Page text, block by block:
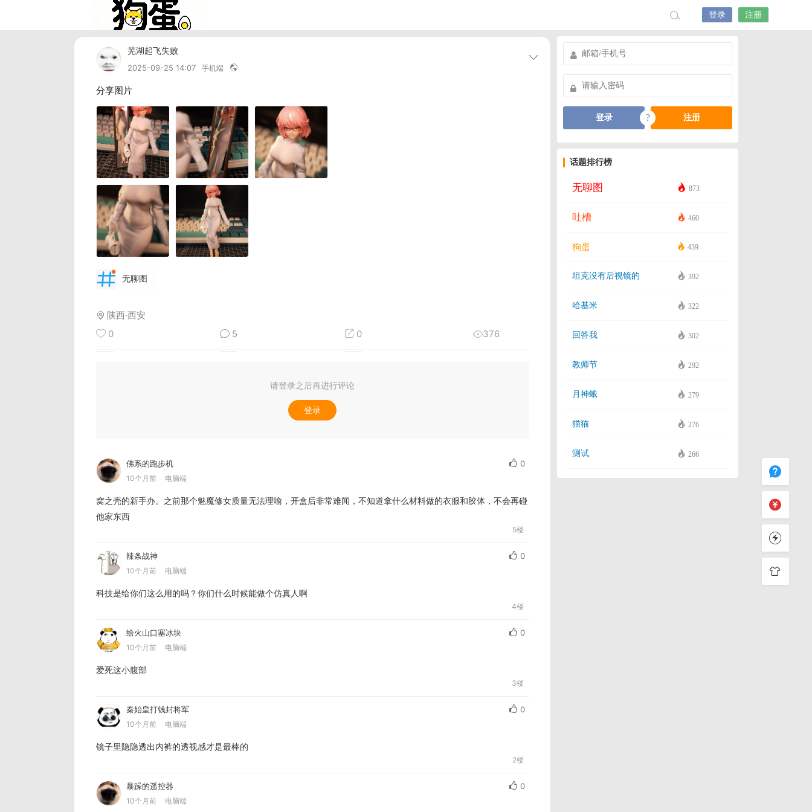
登录 注册
芜湖起飞失败
2025-09-25 14:07 手机端
分享图片
无聊图
陕西·西安
0
5 0 376
请登录之后再进行评论
登录
0
佛系的跑步机
10个月前 电脑端
窝之壳的新手办。之前那个魅魔修女质量无法理喻，开盒后非常难闻，不知道拿什么材料做的衣服和胶体，不会再碰
他家东西
5楼
0
辣条战神
10个月前 电脑端
科技是给你们这么用的吗？你们什么时候能做个仿真人啊
4楼
0
给火山口塞冰块
10个月前 电脑端
爱死这小腹部
3楼
0
秦始皇打钱封将军
10个月前 电脑端
镜子里隐隐透出内裤的透视感才是最棒的
2楼
0
暴躁的遥控器
10个月前 电脑端
登录 ? 注册
话题排行榜
无聊图 873
吐槽 460
狗蛋 439
坦克没有后视镜的 392
哈基米 322
回答我 302
教师节 292
月神蛾 279
猫猫 276
测试 266